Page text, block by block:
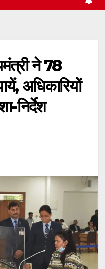
ने 78
अधिकारियों
निर्देश